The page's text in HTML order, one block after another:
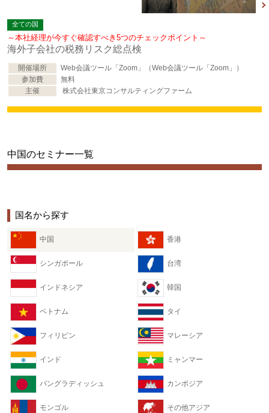
全ての国
～本社経理が今すぐ確認すべき5つのチェックポイント～
海外子会社の税務リスク総点検
開催場所
Web会議ツール「Zoom」（Web会議ツール「Zoom」）
参加費
無料
主催
株式会社東京コンサルティングファーム
中国のセミナー一覧
国名から探す
中国 香港
シンガポール 台湾
インドネシア 韓国
ベトナム タイ
フィリピン マレーシア
インド ミャンマー
バングラディッシュ カンボジア
モンゴル その他アジア